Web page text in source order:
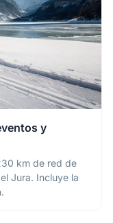
y
km de red de
Jura. Incluye la